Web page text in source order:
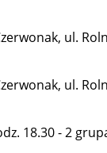
ul.
ul.
18.30 - 2